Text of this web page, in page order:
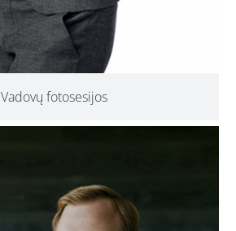
Vadovų fotosesijos